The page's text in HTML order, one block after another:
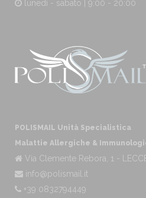
lunedì - sabato | 9:00 - 20:00
POLISMAIL Unità Specialistica
Malattie Allergiche &
Via Clemente Rebora, 1 -
info@polismail.it
+39 0832794449